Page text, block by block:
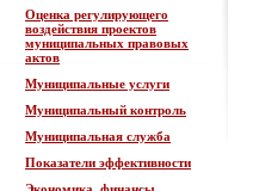
Оценка регулирующего
воздействия проектов
муниципальных правовых
актов
Муниципальные услуги
Муниципальный контроль
Муниципальная служба
Показатели эффективности